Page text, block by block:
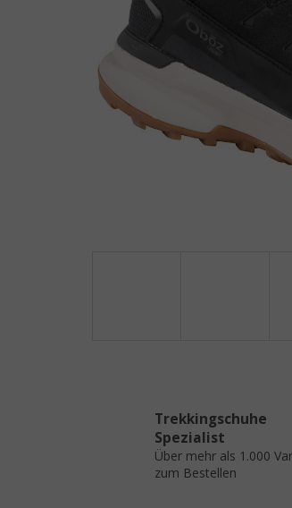
Trekkingschuhe
Spezialist
Über mehr als 1.000
zum Bestellen